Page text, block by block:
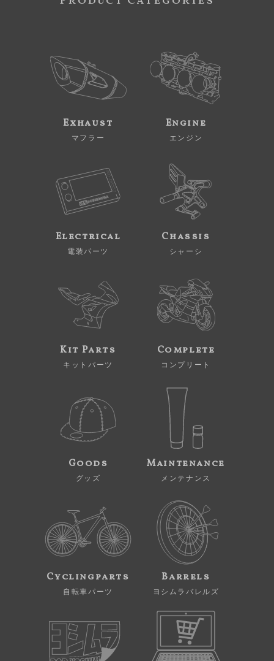
Exhaust
マフラー
Engine
エンジン
Electrical
電装パーツ
Chassis
シャーシ
Kit Parts
キットパーツ
Complete
コンプリート
Goods
グッズ
Maintenance
メンテナンス
Cyclingparts
自転車パーツ
Barrels
ヨシムラバレルズ